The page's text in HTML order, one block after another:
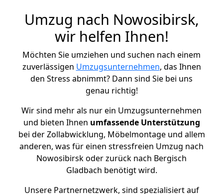
Umzug nach Nowosibirsk,
wir helfen Ihnen!
Möchten Sie umziehen und suchen nach einem
zuverlässigen Umzugsunternehmen, das Ihnen
den Stress abnimmt? Dann sind Sie bei uns
genau richtig!
Wir sind mehr als nur ein Umzugsunternehmen
und bieten Ihnen umfassende Unterstützung
bei der Zollabwicklung, Möbelmontage und allem
anderen, was für einen stressfreien Umzug nach
Nowosibirsk oder zurück nach Bergisch
Gladbach benötigt wird.
Unsere Partnernetzwerk, sind spezialisiert auf